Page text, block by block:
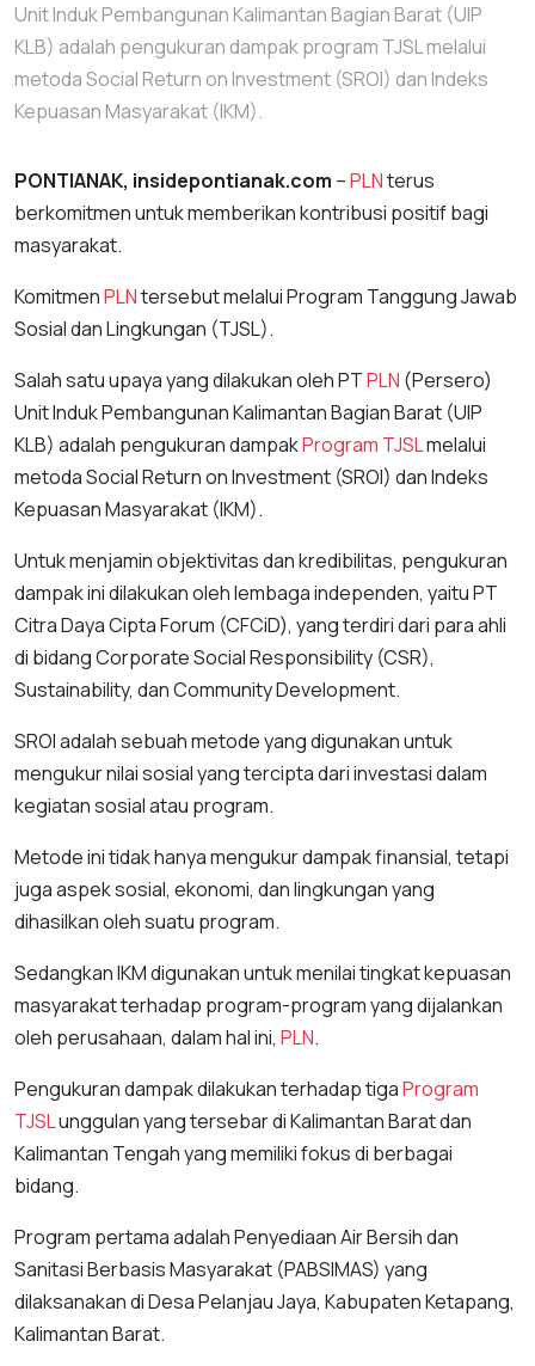
Unit Induk Pembangunan Kalimantan Bagian Barat (UIP
KLB) adalah pengukuran dampak program TJSL melalui
metoda Social Return on Investment (SROI) dan Indeks
Kepuasan Masyarakat (IKM).
PONTIANAK, insidepontianak.com –PLNterus
berkomitmen untuk memberikan kontribusi positif bagi
masyarakat.
KomitmenPLNtersebut melalui Program Tanggung Jawab
Sosial dan Lingkungan (TJSL).
Salah satu upaya yang dilakukan oleh PTPLN (Persero)
Unit Induk Pembangunan Kalimantan Bagian Barat (UIP
KLB) adalah pengukuran dampakProgram TJSLmelalui
metoda Social Return on Investment (SROI) dan Indeks
Kepuasan Masyarakat (IKM).
Untuk menjamin objektivitas dan kredibilitas, pengukuran
dampak ini dilakukan oleh lembaga independen, yaitu PT
Citra Daya Cipta Forum (CFCiD), yang terdiri dari para ahli
di bidang Corporate Social Responsibility (CSR),
Sustainability, dan Community Development.
SROI adalah sebuah metode yang digunakan untuk
mengukur nilai sosial yang tercipta dari investasi dalam
kegiatan sosial atau program.
Metode ini tidak hanya mengukur dampak finansial, tetapi
juga aspek sosial, ekonomi, dan lingkungan yang
dihasilkan oleh suatu program.
Sedangkan IKM digunakan untuk menilai tingkat kepuasan
masyarakat terhadap program-program yang dijalankan
oleh perusahaan, dalam hal ini, PLN.
Pengukuran dampak dilakukan terhadap tigaProgram
TJSLunggulan yang tersebar di Kalimantan Barat dan
Kalimantan Tengah yang memiliki fokus di berbagai
bidang.
Program pertama adalah Penyediaan Air Bersih dan
Sanitasi Berbasis Masyarakat (PABSIMAS) yang
dilaksanakan di Desa Pelanjau Jaya, Kabupaten Ketapang,
Kalimantan Barat.